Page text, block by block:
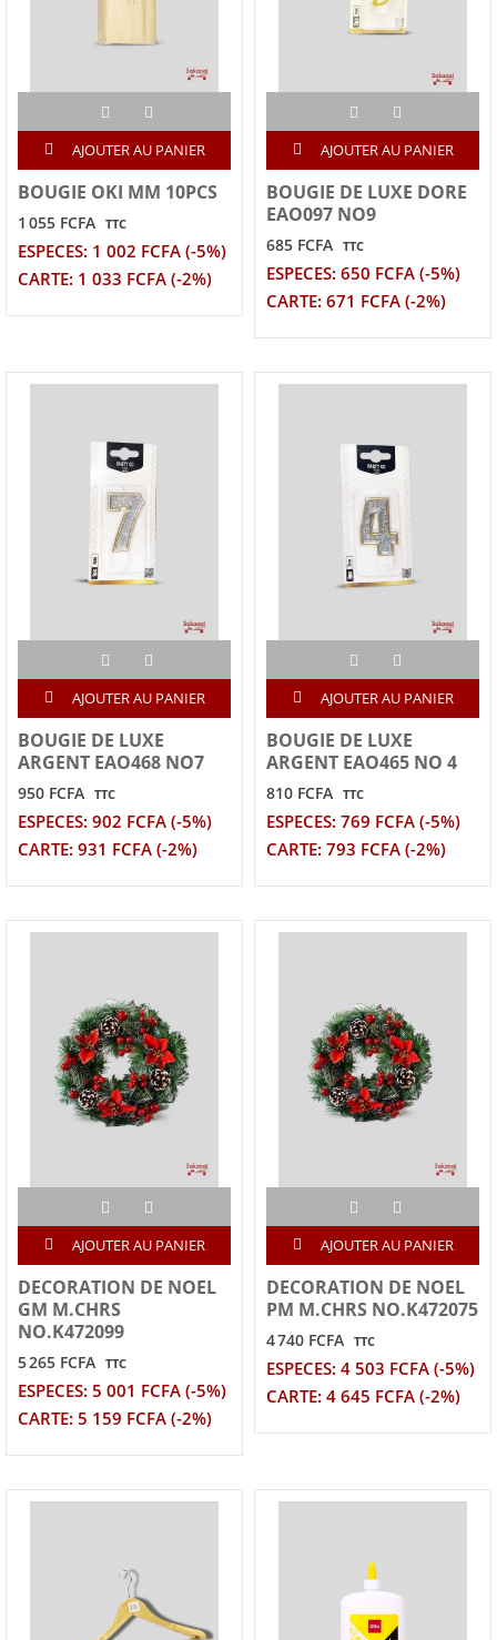
AJOUTER AU PANIER
BOUGIE OKI MM 10PCS
1 055 FCFA TTC
ESPECES: 1 002 FCFA (-5%)
CARTE: 1 033 FCFA (-2%)
AJOUTER AU PANIER
BOUGIE DE LUXE DORE
EAO097 NO9
685 FCFA TTC
ESPECES: 650 FCFA (-5%)
CARTE: 671 FCFA (-2%)
AJOUTER AU PANIER
BOUGIE DE LUXE
ARGENT EAO468 NO7
950 FCFA TTC
ESPECES: 902 FCFA (-5%)
CARTE: 931 FCFA (-2%)
AJOUTER AU PANIER
BOUGIE DE LUXE
ARGENT EAO465 NO 4
810 FCFA TTC
ESPECES: 769 FCFA (-5%)
CARTE: 793 FCFA (-2%)
AJOUTER AU PANIER
DECORATION DE NOEL
GM M.CHRS
NO.K472099
5 265 FCFA TTC
ESPECES: 5 001 FCFA (-5%)
CARTE: 5 159 FCFA (-2%)
AJOUTER AU PANIER
DECORATION DE NOEL
PM M.CHRS NO.K472075
4 740 FCFA TTC
ESPECES: 4 503 FCFA (-5%)
CARTE: 4 645 FCFA (-2%)